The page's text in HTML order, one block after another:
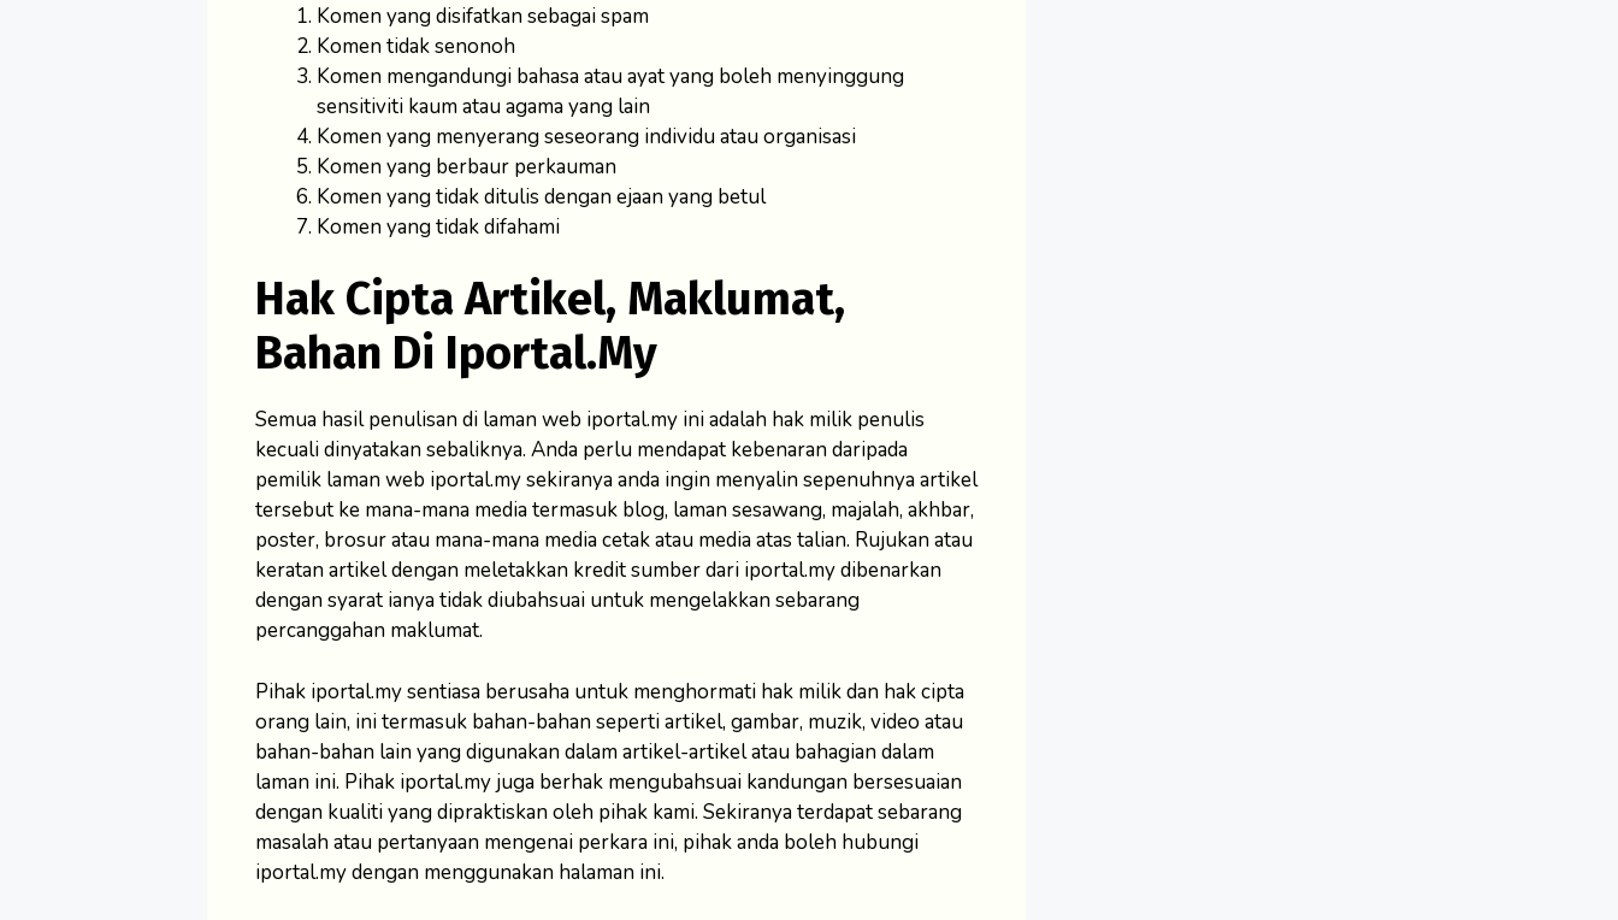
Komen yang disifatkan sebagai spam
Komen tidak senonoh
Komen mengandungi bahasa atau ayat yang boleh menyinggung
sensitiviti kaum atau agama yang lain
Komen yang menyerang seseorang individu atau organisasi
Komen yang berbaur perkauman
Komen yang tidak ditulis dengan ejaan yang betul
Komen yang tidak difahami
Hak Cipta Artikel, Maklumat,
Bahan Di Iportal.my
Semua hasil penulisan di laman web iportal.my ini adalah hak milik penulis
kecuali dinyatakan sebaliknya. Anda perlu mendapat kebenaran daripada
pemilik laman web iportal.my sekiranya anda ingin menyalin sepenuhnya artikel
tersebut ke mana-mana media termasuk blog, laman sesawang, majalah, akhbar,
poster, brosur atau mana-mana media cetak atau media atas talian. Rujukan atau
keratan artikel dengan meletakkan kredit sumber dari iportal.my dibenarkan
dengan syarat ianya tidak diubahsuai untuk mengelakkan sebarang
percanggahan maklumat.
Pihak iportal.my sentiasa berusaha untuk menghormati hak milik dan hak cipta
orang lain, ini termasuk bahan-bahan seperti artikel, gambar, muzik, video atau
bahan-bahan lain yang digunakan dalam artikel-artikel atau bahagian dalam
laman ini. Pihak iportal.my juga berhak mengubahsuai kandungan bersesuaian
dengan kualiti yang dipraktiskan oleh pihak kami. Sekiranya terdapat sebarang
masalah atau pertanyaan mengenai perkara ini, pihak anda boleh hubungi
iportal.my dengan menggunakan halaman ini.